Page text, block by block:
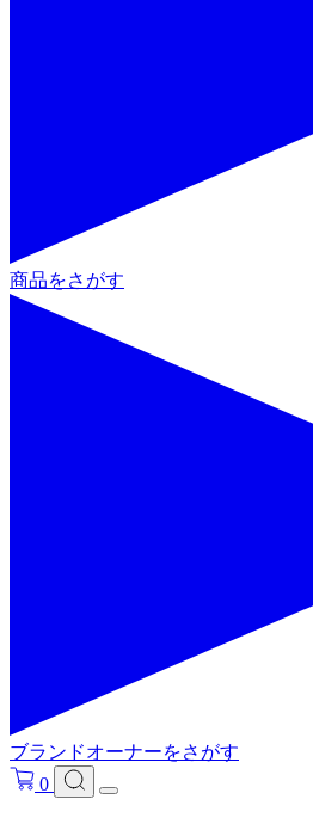
商品をさがす
ブランドオーナーをさがす
0